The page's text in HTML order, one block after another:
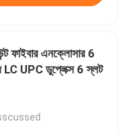
ফাইবার এনক্লোসার 6
LC UPC ডুপ্লেক্স 6 স্লট